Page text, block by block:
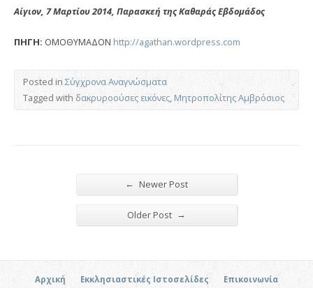
Αίγιον, 7 Μαρτίου 2014, Παρασκεή της Καθαράς Εβδομάδος
ΠΗΓΗ: ΟΜΟΘΥΜΑΔΟΝ http://agathan.wordpress.com
Posted in Σύγχρονα Αναγνώσματα
Tagged withδακρυροούσες εικόνες,Μητροπολίτης Αμβρόσιος
← Newer Post
Older Post →
Αρχική Εκκλησιαστικές Ιστοσελίδες Επικοινωνία